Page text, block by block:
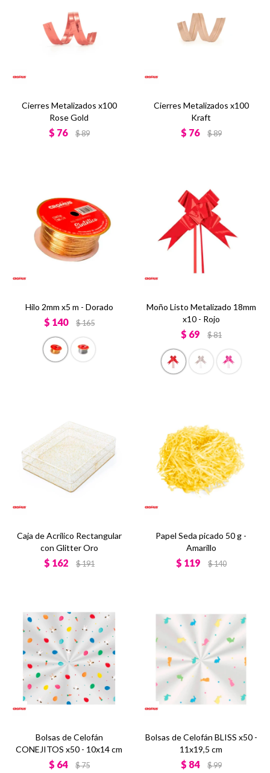
Cierres Metalizados x100
Rose Gold
$ 76 $89
Cierres Metalizados x100
Kraft
$ 76 $89
Hilo 2mm x5 m - Dorado
$ 140 $165
Moño Listo Metalizado 18mm
x10 - Rojo
$ 69 $81
Caja de Acrílico Rectangular
con Glitter Oro
$ 162 $191
Papel Seda picado 50 g -
Amarillo
$ 119 $140
Bolsas de Celofán
CONEJITOS x50 - 10x14 cm
$ 64 $75
Bolsas de Celofán BLISS x50 -
11x19,5 cm
$ 84 $99